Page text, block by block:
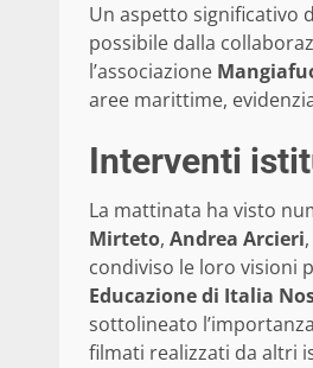
Un aspetto significativo
possibile dalla
l’associazione
aree marittime,
Interventi
La mattinata ha visto
Mirteto, Andrea Arcieri
condiviso le loro visioni
Educazione di Italia
sottolineato
filmati realizzati da altri